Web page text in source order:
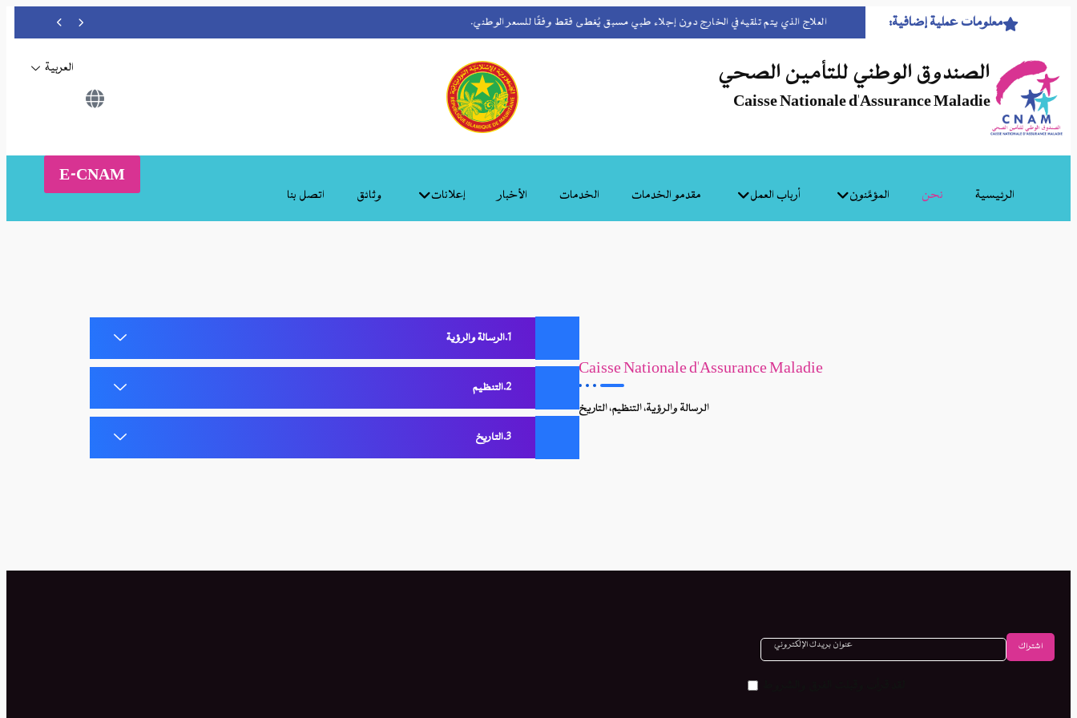
معلومات عملية إضافية: العلاج الذي يتم تلقيه في الخارج دون إجلاء طبي مسبق يُغطى فقط وفقًا للسعر الوطني.
الصندوق الوطني للتأمين الصحي
Caisse Nationale d'Assurance Maladie
العربية
الرئيسية نحن المؤمَّنون أرباب العمل مقدمو الخدمات الخدمات الأخبار إعلانات وثائق اتصل بنا
E-CNAM
Caisse Nationale d'Assurance Maladie
الرسالة والرؤية، التنظيم، التاريخ
الرسالة والرؤية
التنظيم
التاريخ